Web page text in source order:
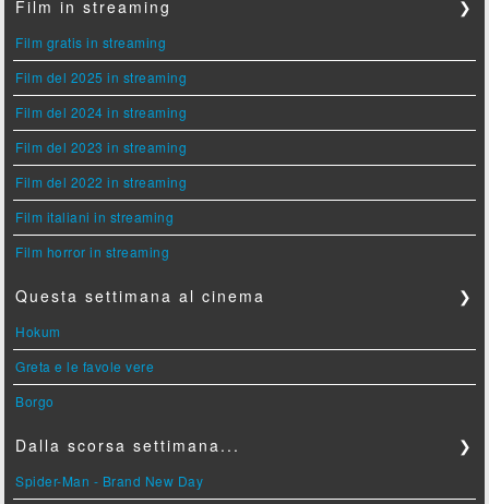
Film in streaming ❯
Film gratis in streaming
Film del 2025 in streaming
Film del 2024 in streaming
Film del 2023 in streaming
Film del 2022 in streaming
Film italiani in streaming
Film horror in streaming
Questa settimana al cinema ❯
Hokum
Greta e le favole vere
Borgo
Dalla scorsa settimana... ❯
Spider-Man - Brand New Day